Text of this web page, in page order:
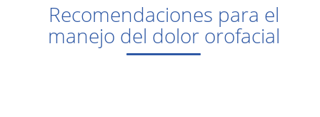
Recomendaciones para el
manejo del dolor orofacial